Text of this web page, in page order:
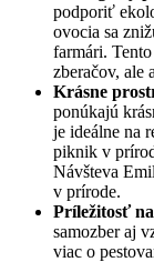
podporiť
ovocia sa
farmári.
zberačov, ale
Krásne
ponúkajú
je ideálne na
piknik v
Návšteva
v prírode.
Príležitosť
samozber aj
viac o